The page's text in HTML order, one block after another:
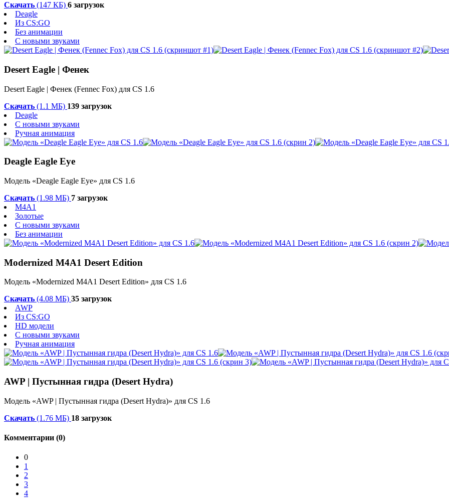
Скачать (147 КБ) 6 загрузок
Deagle
Из CS:GO
Без анимации
С новыми звуками
Desert Eagle | Фенек
Desert Eagle | Фенек (Fennec Fox) для CS 1.6
Скачать (1.1 МБ) 139 загрузок
Deagle
С новыми звуками
Ручная анимация
Deagle Eagle Eye
Модель «Deagle Eagle Eye» для CS 1.6
Скачать (1.98 МБ) 7 загрузок
M4A1
Золотые
С новыми звуками
Без анимации
Modernized M4A1 Desert Edition
Модель «Modernized M4A1 Desert Edition» для CS 1.6
Скачать (4.08 МБ) 35 загрузок
AWP
Из CS:GO
HD модели
С новыми звуками
Ручная анимация
AWP | Пустынная гидра (Desert Hydra)
Модель «AWP | Пустынная гидра (Desert Hydra)» для CS 1.6
Скачать (1.76 МБ) 18 загрузок
Комментарии (0)
0
1
2
3
4